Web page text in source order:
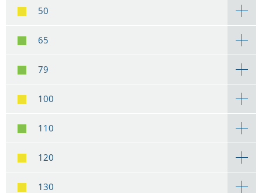
50
65
79
100
110
120
130